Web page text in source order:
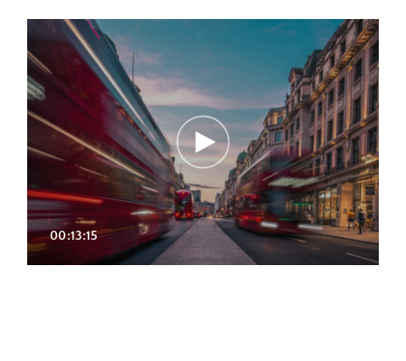
00:13:15